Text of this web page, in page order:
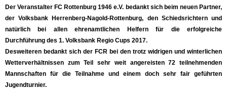
Der Veranstalter FC Rottenburg 1946 e.V. bedankt sich beim neuen Partner,
der Volksbank Herrenberg-Nagold-Rottenburg, den Schiedsrichtern und
natürlich bei allen ehrenamtlichen Helfern für die erfolgreiche
Durchführung des 1. Volksbank Regio Cups 2017.
Desweiteren bedankt sich der FCR bei den trotz widrigen und winterlichen
Wetterverhältnissen zum Teil sehr weit angereisten 72 teilnehmenden
Mannschaften für die Teilnahme und einem doch sehr fair geführten
Jugendturnier.